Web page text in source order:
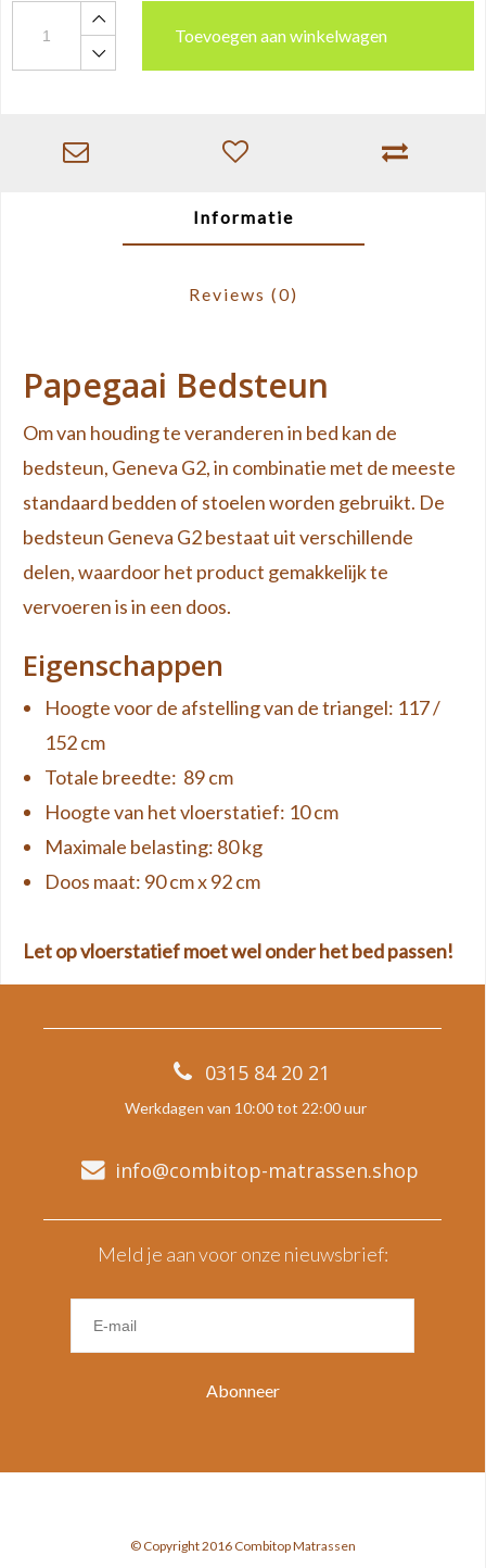
Toevoegen aan winkelwagen
Informatie
Reviews (0)
Papegaai Bedsteun
Om van houding te veranderen in bed kan de
bedsteun, Geneva G2, in combinatie met de meeste
standaard bedden of stoelen worden gebruikt. De
bedsteun Geneva G2 bestaat uit verschillende
delen, waardoor het product gemakkelijk te
vervoeren is in een doos.
Eigenschappen
Hoogte voor de afstelling van de triangel: 117 /
152 cm
Totale breedte: 89 cm
Hoogte van het vloerstatief: 10 cm
Maximale belasting: 80 kg
Doos maat: 90 cm x 92 cm
Let op vloerstatief moet wel onder het bed passen!
0315 84 20 21
Werkdagen van 10:00 tot 22:00 uur
info@combitop-matrassen.shop
Meld je aan voor onze nieuwsbrief:
Abonneer